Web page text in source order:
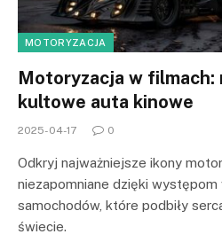
MOTORYZACJA
Motoryzacja w filmach:
kultowe auta kinowe
2025-04-17 0
Odkryj najważniejsze ikony
niezapomniane dzięki
samochodów, które podbiły
świecie.